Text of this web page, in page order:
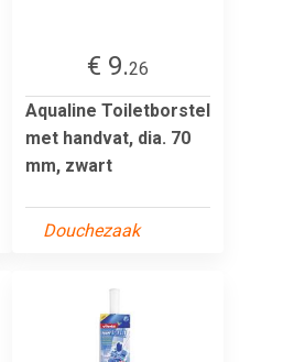
€ 9.26
Aqualine Toiletborstel
met handvat, dia. 70
mm, zwart
Douchezaak